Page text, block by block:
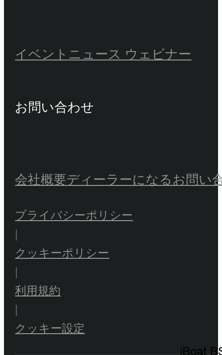
iBoat
イベント ニュース ウェビナー
お問い合わせ
会社概要ディーラーになるお問い
プライバシーポリシー
|
クッキーポリシー
|
利用規約
|
クッキー設定